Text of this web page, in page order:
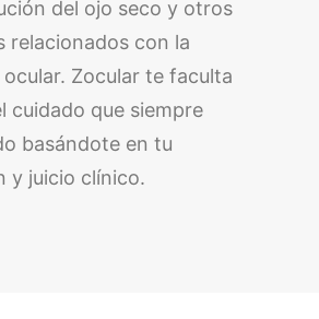
del ojo seco y otros
relacionados con la
Zocular te faculta
cuidado que siempre
basándote en tu
y juicio clínico.